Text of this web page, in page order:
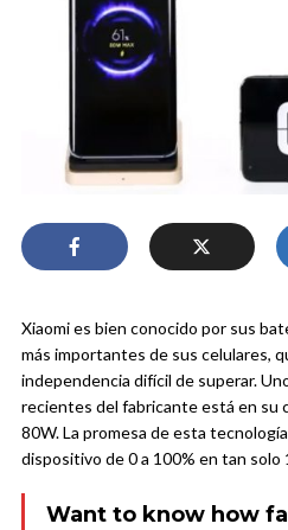
Xiaomi es bien conocido por sus
más importantes de sus celulares,
independencia difícil de superar.
recientes del fabricante está en su
80W. La promesa de esta
dispositivo de 0 a 100% en tan solo
Want to know how